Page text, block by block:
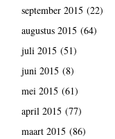
september 2015 (22)
augustus 2015 (64)
juli 2015 (51)
juni 2015 (8)
mei 2015 (61)
april 2015 (77)
maart 2015 (86)